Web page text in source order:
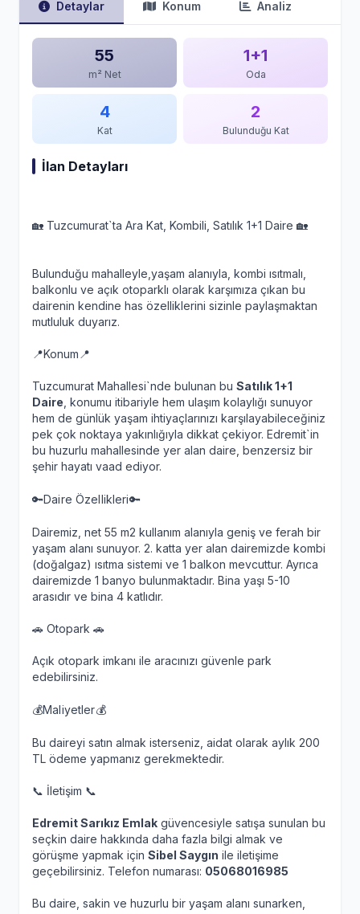
Detaylar Konum Analiz
55
m² Net
1+1
Oda
4
Kat
2
Bulunduğu Kat
İlan Detayları
🏡 Tuzcumurat`ta Ara Kat, Kombili, Satılık 1+1 Daire 🏡
Bulunduğu mahalleyle,yaşam alanıyla, kombi ısıtmalı,
balkonlu ve açık otoparklı olarak karşımıza çıkan bu
dairenin kendine has özelliklerini sizinle paylaşmaktan
mutluluk duyarız.
📍Konum📍
Tuzcumurat Mahallesi`nde bulunan bu Satılık 1+1
Daire , konumu itibariyle hem ulaşım kolaylığı sunuyor
hem de günlük yaşam ihtiyaçlarınızı karşılayabileceğiniz
pek çok noktaya yakınlığıyla dikkat çekiyor. Edremit`in
bu huzurlu mahallesinde yer alan daire, benzersiz bir
şehir hayatı vaad ediyor.
🔑Daire Özellikleri🔑
Dairemiz, net 55 m2 kullanım alanıyla geniş ve ferah bir
yaşam alanı sunuyor. 2. katta yer alan dairemizde kombi
(doğalgaz) ısıtma sistemi ve 1 balkon mevcuttur. Ayrıca
dairemizde 1 banyo bulunmaktadır. Bina yaşı 5-10
arasıdır ve bina 4 katlıdır.
🚗 Otopark 🚗
Açık otopark imkanı ile aracınızı güvenle park
edebilirsiniz.
💰Maliyetler💰
Bu daireyi satın almak isterseniz, aidat olarak aylık 200
TL ödeme yapmanız gerekmektedir.
📞 İletişim 📞
Edremit Sarıkız Emlak güvencesiyle satışa sunulan bu
seçkin daire hakkında daha fazla bilgi almak ve
görüşme yapmak için Sibel Saygın ile iletişime
geçebilirsiniz. Telefon numarası: 05068016985
Bu daire, sakin ve huzurlu bir yaşam alanı sunarken,